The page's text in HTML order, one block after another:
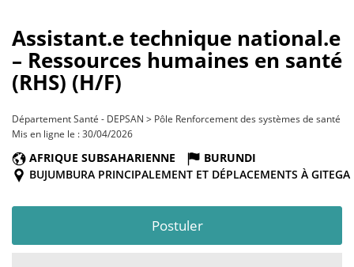
Assistant.e technique national.e
– Ressources humaines en santé
(RHS) (H/F)
Département Santé - DEPSAN > Pôle Renforcement des systèmes de santé
Mis en ligne le : 30/04/2026
AFRIQUE SUBSAHARIENNE
BURUNDI
BUJUMBURA PRINCIPALEMENT ET DÉPLACEMENTS À GITEGA
Postuler